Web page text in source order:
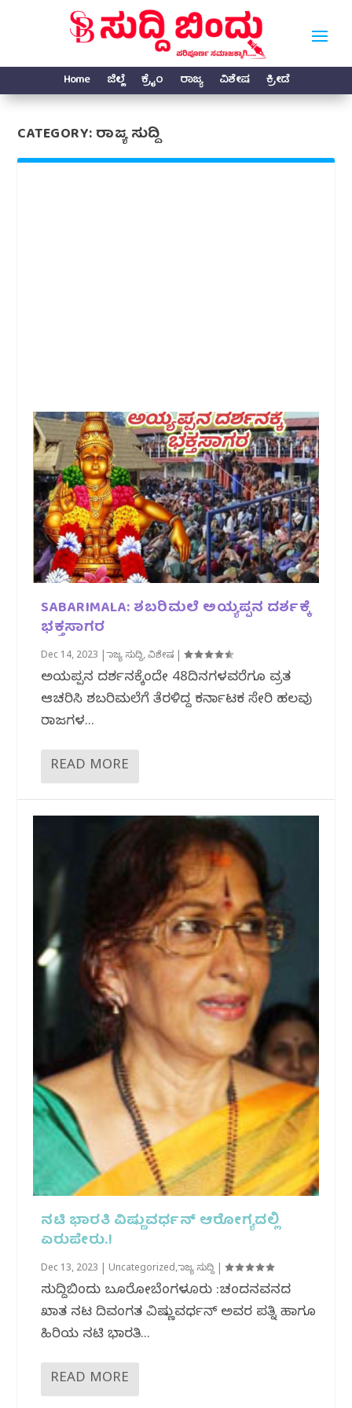
Home ಜಿಲ್ಲೆ ಕ್ರೈಂ ರಾಜ್ಯ ವಿಶೇಷ ಕ್ರೀಡೆ
CATEGORY:ರಾಜ್ಯ ಸುದ್ದಿ
SABARIMALA: ಶಬರಿಮಲೆ ಅಯ್ಯಪ್ಪನ ದರ್ಶಕ್ಕೆ
ಭಕ್ತ‌ಸಾಗರ
Dec 14, 2023 |ರಾಜ್ಯ ಸುದ್ದಿ,ವಿಶೇಷ |
ಅಯ್ಯಪ್ಪನ ದರ್ಶನಕ್ಕೆಂದೇ 48ದಿನಗಳವರೆಗೂ ವ್ರತ
ಆಚರಿಸಿ ಶಬರಿಮಲೆಗೆ ತೆರಳಿದ್ದ ಕರ್ನಾಟಕ ಸೇರಿ ಹಲವು
ರಾಜ್ಯಗಳ...
READ MORE
ನಟಿ ಭಾರತಿ ವಿಷ್ಣುವರ್ಧನ್ ಆರೋಗ್ಯದಲ್ಲಿ
ಏರುಪೇರು.!
Dec 13, 2023 Uncategorized,ರಾಜ್ಯ ಸುದ್ದಿ|
ಸುದ್ದಿಬಿಂದು ಬ್ಯೂರೋಬೆಂಗಳೂರು :ಚಂದನವನದ
ಖ್ಯಾತ ನಟ ದಿವಂಗತ ವಿಷ್ಣುವರ್ಧನ್ ಅವರ ಪತ್ನಿ ಹಾಗೂ
ಹಿರಿಯ ನಟಿ ಭಾರತಿ...
READ MORE